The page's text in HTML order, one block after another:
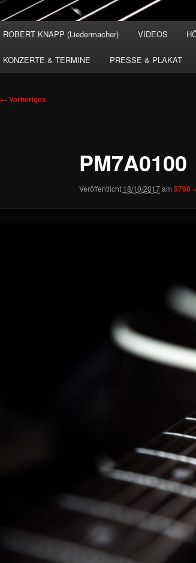
ROBERT KNAPP (Liedermacher) VIDEOS
KONZERTE & TERMINE PRESSE & PLAKAT
Bilder-
← Vorheriges
PM7A0100
Veröffentlicht 18/10/2017am 5760